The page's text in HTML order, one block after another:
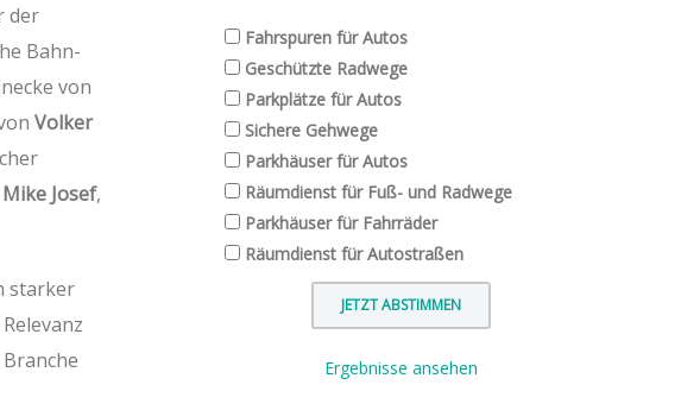
der
Bahn-
von
Volker
Mike Josef,
starker
Fahrspuren für Autos
Geschützte Radwege
Parkplätze für Autos
Sichere Gehwege
Parkhäuser für Autos
Räumdienst für Fuß- und Radwege
Parkhäuser für Fahrräder
Räumdienst für Autostraßen
Ergebnisse ansehen